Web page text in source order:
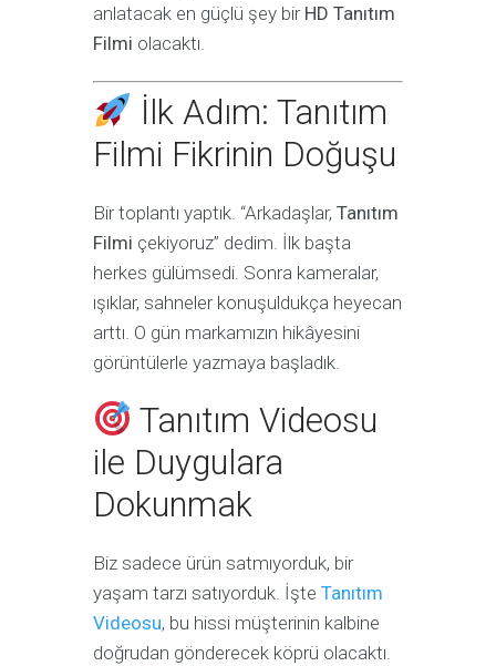
anlatacak en güçlü şey bir HD Tanıtım
Filmi olacaktı.
İlk Adım: Tanıtım
Filmi Fikrinin Doğuşu
Bir toplantı yaptık. “Arkadaşlar, Tanıtım
Filmi çekiyoruz” dedim. İlk başta
herkes gülümsedi. Sonra kameralar,
ışıklar, sahneler konuşuldukça heyecan
arttı. O gün markamızın hikâyesini
görüntülerle yazmaya başladık.
Tanıtım Videosu
ile Duygulara
Dokunmak
Biz sadece ürün satmıyorduk, bir
yaşam tarzı satıyorduk. İşte Tanıtım
Videosu, bu hissi müşterinin kalbine
doğrudan gönderecek köprü olacaktı.